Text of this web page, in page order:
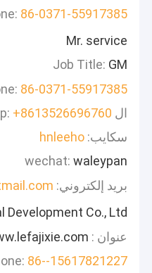
86-0371-55917385
Mr. service
Job Title: GM
86-0371-55917385
ال WhatsApp: +8613526696760
سكايب: hnleeho
wechat: waleypan
بريد إلكتروني:
Development Co., Ltd
عنوان :
86--15617821227